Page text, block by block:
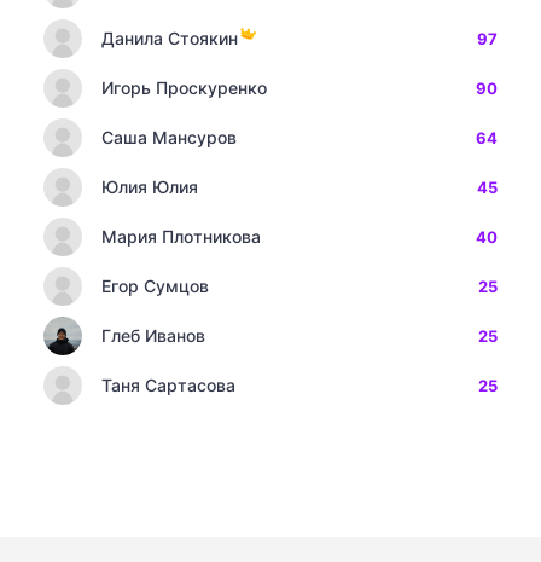
Данила Стоякин 97
Игорь Проскуренко 90
Саша Мансуров 64
Юлия Юлия 45
Мария Плотникова 40
Егор Сумцов 25
Глеб Иванов 25
Таня Сартасова 25